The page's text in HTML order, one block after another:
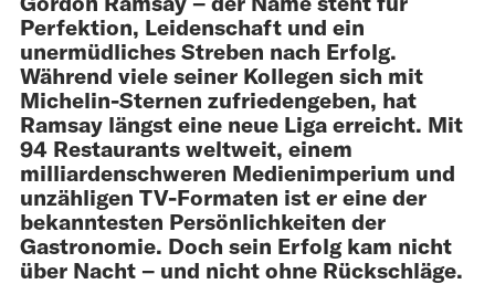
Perfektion, Leidenschaft und ein
unermüdliches Streben nach Erfolg.
Während viele seiner Kollegen sich mit
Michelin-Sternen zufriedengeben, hat
Ramsay längst eine neue Liga erreicht. Mit
94 Restaurants weltweit, einem
milliardenschweren Medienimperium und
unzähligen TV-Formaten ist er eine der
bekanntesten Persönlichkeiten der
Gastronomie. Doch sein Erfolg kam nicht
über Nacht – und nicht ohne Rückschläge.